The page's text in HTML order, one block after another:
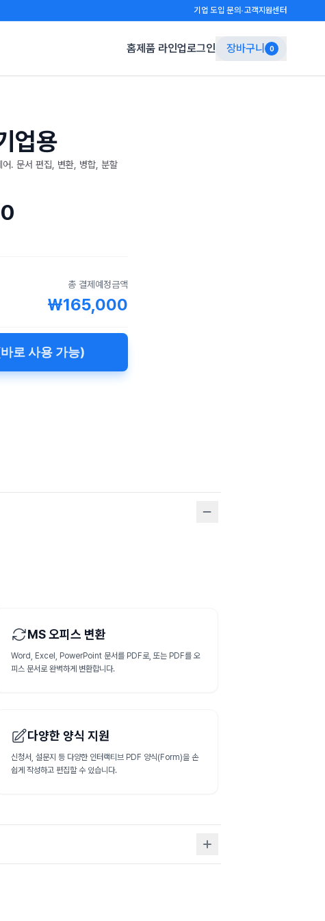
기업 도입 문의 •고객지원센터
홈제품 라인업로그인 장바구니 0
업용
. 문서 편집, 변환, 병합, 분할
총 결제예정금액
₩165,000
로 사용 가능)
MS 오피스 변환
Word, Excel, PowerPoint 문서를 PDF로, 또는 PDF를 오
피스 문서로 완벽하게 변환합니다.
다양한 양식 지원
신청서, 설문지 등 다양한 인터랙티브 PDF 양식(Form)을 손
쉽게 작성하고 편집할 수 있습니다.